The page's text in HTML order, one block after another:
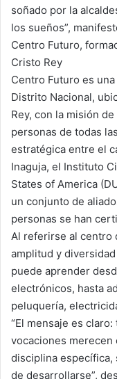
soñado por la
los sueños”,
Centro Futuro,
Cristo Rey
Centro Futuro es
Distrito Nacional,
Rey, con la misión
personas de todas
estratégica entre el
Inaguja, el Instituto
States of America
un conjunto de
personas se han
Al referirse al centro
amplitud y
puede aprender
electrónicos, hasta
peluquería,
“El mensaje es
vocaciones merecen
disciplina específica,
de desarrollarse”,